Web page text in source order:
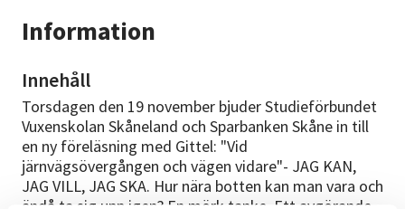
Information
Innehåll
Torsdagen den 19 november bjuder Studieförbundet
Vuxenskolan Skåneland och Sparbanken Skåne in till
en ny föreläsning med Gittel: "Vid
järnvägsövergången och vägen vidare"- JAG KAN,
JAG VILL, JAG SKA. Hur nära botten kan man vara och